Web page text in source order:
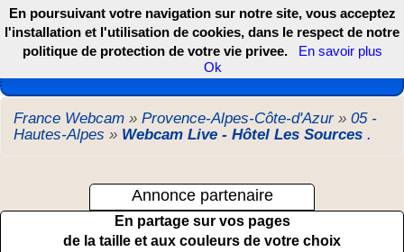
Les webcams de France, DOM TOM et COM
France Webcam » Provence-Alpes-Côte-d'Azur» 05 -
Hautes-Alpes » Webcam Live - Hôtel Les Sources .
Annonce partenaire
En partage sur vos pages
de la taille et aux couleurs de votre choix
En poursuivant votre navigation sur notre site, vous acceptez
l'installation et l'utilisation de cookies, dans le respect de notre
politique de protection de votre vie privee.
En savoir plus
Ok